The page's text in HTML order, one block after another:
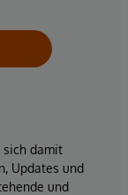
sich damit
Updates und
und